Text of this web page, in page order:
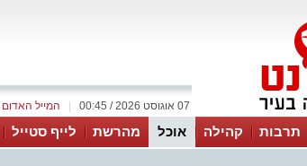
המייל האדום 07 אוגוסט 2026 / 00:45
תרבות קהילה אוכל מהרשת לייף סטייל